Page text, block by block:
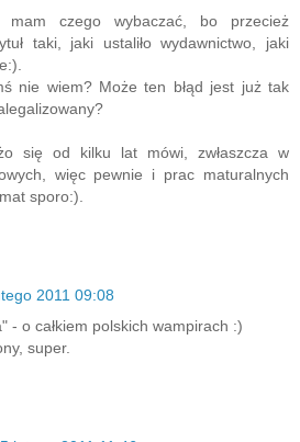
mam czego wybaczać, bo przecież
taki, jaki ustaliło wydawnictwo, jaki
nie wiem? Może ten błąd jest już tak
się od kilku lat mówi, zwłaszcza w
więc pewnie i prac maturalnych
sporo:).
2011 09:08
- o całkiem polskich wampirach :)
super.